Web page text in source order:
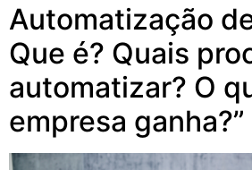
Automatização
Que é? Quais
automatizar? O
empresa ganha?”